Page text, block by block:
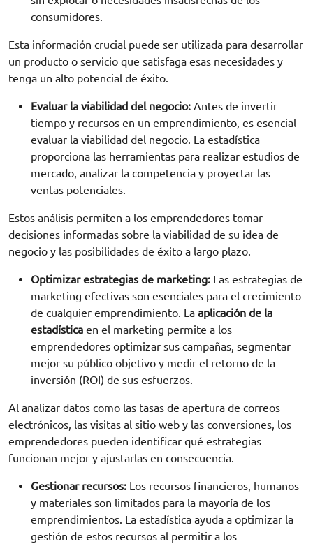
consumidores.
Esta información crucial puede ser utilizada para desarrollar
un producto o servicio que satisfaga esas necesidades y
tenga un alto potencial de éxito.
Evaluar la viabilidad del negocio: Antes de invertir
tiempo y recursos en un emprendimiento, es esencial
evaluar la viabilidad del negocio. La estadística
proporciona las herramientas para realizar estudios de
mercado, analizar la competencia y proyectar las
ventas potenciales.
Estos análisis permiten a los emprendedores tomar
decisiones informadas sobre la viabilidad de su idea de
negocio y las posibilidades de éxito a largo plazo.
Optimizar estrategias de marketing: Las estrategias de
marketing efectivas son esenciales para el crecimiento
de cualquier emprendimiento. La aplicación de la
estadística en el marketing permite a los
emprendedores optimizar sus campañas, segmentar
mejor su público objetivo y medir el retorno de la
inversión (ROI) de sus esfuerzos.
Al analizar datos como las tasas de apertura de correos
electrónicos, las visitas al sitio web y las conversiones, los
emprendedores pueden identificar qué estrategias
funcionan mejor y ajustarlas en consecuencia.
Gestionar recursos: Los recursos financieros, humanos
y materiales son limitados para la mayoría de los
emprendimientos. La estadística ayuda a optimizar la
gestión de estos recursos al permitir a los